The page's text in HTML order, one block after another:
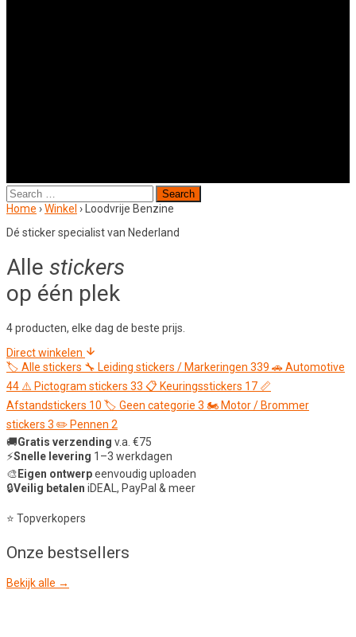
Search
for:
Home ›Winkel › Loodvrije Benzine
Dé sticker specialist van Nederland
Alle stickers
op één plek
4 producten, elke dag de beste prijs.
Direct winkelen
🏷️ Alle stickers 🔧 Leiding stickers / Markeringen 339 🚗Automotive
44 ⚠️ Pictogram stickers 33 📋 Keuringsstickers 17 📏
Afstandstickers 10 🏷️ Geen categorie 3 🏍️ Motor / Brommer
stickers 3 ✏️ Pennen 2
🚚Gratis verzending v.a. €75
⚡Snelle levering 1–3 werkdagen
🎨 Eigen ontwerpeenvoudig uploaden
🔒Veilig betalen iDEAL, PayPal & meer
⭐ Topverkopers
Onze bestsellers
Bekijk alle →